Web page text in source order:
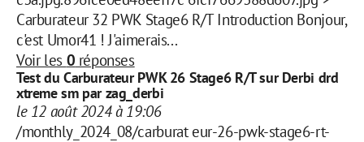
Carburateur 32 PWK Stage6 R/T Introduction Bonjour,
c'est Umor41 ! J'aimerais...
Voir les 0 réponses
Test du Carburateur PWK 26 Stage6 R/T sur Derbi drd
xtreme sm par zag_derbi
le 12 août 2024 à 19:06
/monthly_2024_08/carburat eur-26-pwk-stage6-rt-